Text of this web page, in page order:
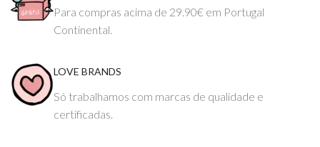
Para compras acima de 29.90€ em Portugal
Continental.
LOVE BRANDS
Só trabalhamos com marcas de qualidade e
certificadas.